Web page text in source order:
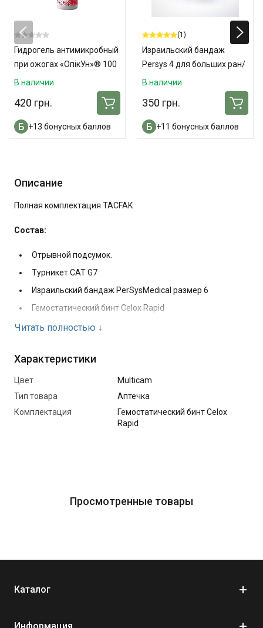
Гидрогель антимикробный
при ожогах «ОпікУн»® 100
мл
В наличии
420 грн.
+13 бонусных баллов
(1)
Израильский бандаж
Persys 4 для больших ран/
ампутаций
В наличии
350 грн.
+11 бонусных баллов
Описание
Полная комплектация TACFAK
Состав:
Отрывной подсумок.
Турникет CAT G7
Израильский бандаж PerSysMedical размер 6
Гемостатический бинт Celox Rapid
Назофарингальная трубка Rush 28 FR + лубрикант
Pack
Противоожоговая повязка BurnCare
Компрессионный бинт
Нитриловые перчатки (2 пары)
Маркер
Читать полностью ↓
Характеристики
Цвет
Multicam
Тип товара
Аптечка
Комплектация
Гемостатический бинт Celox
Rapid
Просмотренные товары
Каталог